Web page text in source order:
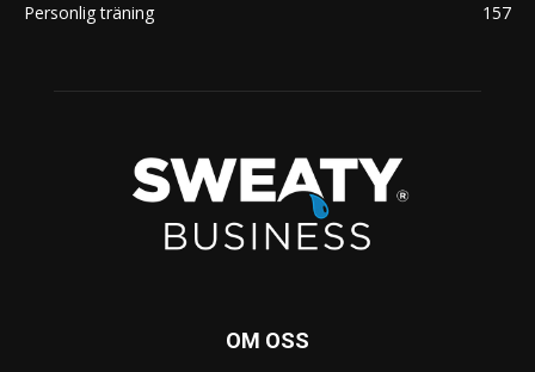
Personlig träning
157
OM OSS